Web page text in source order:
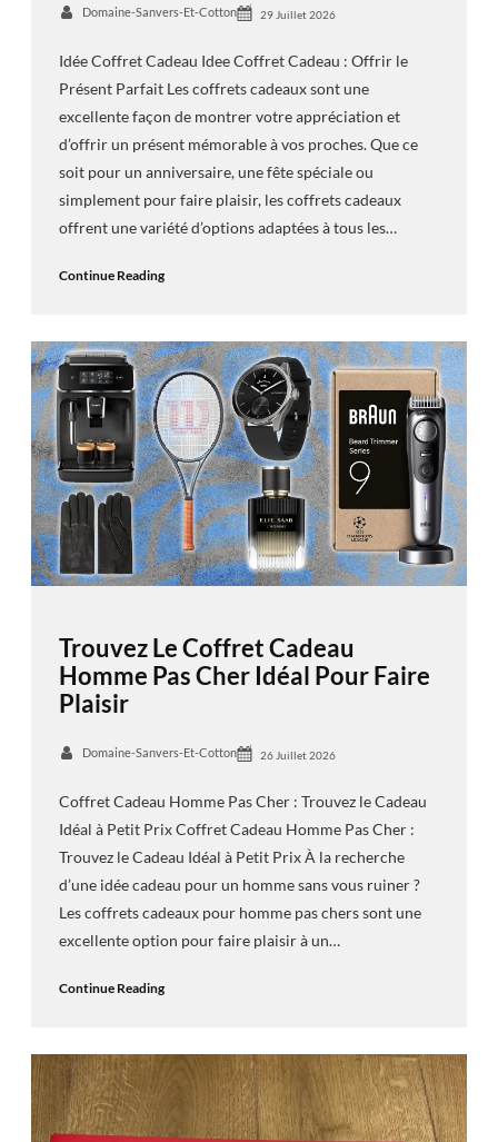
Domaine-Sanvers-Et-Cotton 29 Juillet 2026
Idée Coffret Cadeau Idee Coffret Cadeau : Offrir le
Présent Parfait Les coffrets cadeaux sont une
excellente façon de montrer votre appréciation et
d’offrir un présent mémorable à vos proches. Que ce
soit pour un anniversaire, une fête spéciale ou
simplement pour faire plaisir, les coffrets cadeaux
offrent une variété d’options adaptées à tous les…
Continue Reading
Trouvez Le Coffret Cadeau
Homme Pas Cher Idéal Pour Faire
Plaisir
Domaine-Sanvers-Et-Cotton 26 Juillet 2026
Coffret Cadeau Homme Pas Cher : Trouvez le Cadeau
Idéal à Petit Prix Coffret Cadeau Homme Pas Cher :
Trouvez le Cadeau Idéal à Petit Prix À la recherche
d’une idée cadeau pour un homme sans vous ruiner ?
Les coffrets cadeaux pour homme pas chers sont une
excellente option pour faire plaisir à un…
Continue Reading